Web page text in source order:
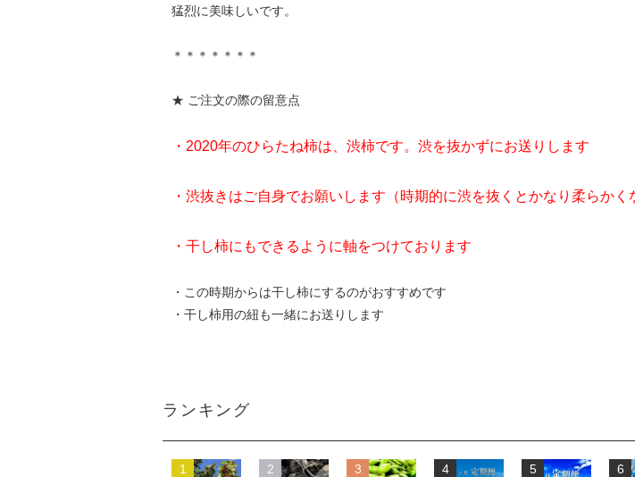
猛烈に美味しいです。
＊＊＊＊＊＊＊
★ ご注文の際の留意点
・2020年のひらたね柿は、渋柿です。渋を抜かずにお送りします
・渋抜きはご自身でお願いします（時期的に渋を抜くとかなり柔らかく
・干し柿にもできるように軸をつけております
・この時期からは干し柿にするのがおすすめです
・干し柿用の紐も一緒にお送りします
ランキング
1 2 3 4 5 6